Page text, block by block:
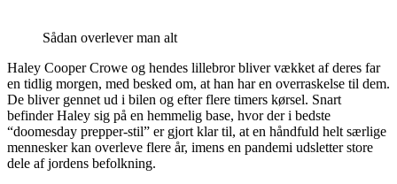
Sådan overlever man alt
Haley Cooper Crowe og hendes lillebror bliver vækket af deres far
en tidlig morgen, med besked om, at han har en overraskelse til dem.
De bliver gennet ud i bilen og efter flere timers kørsel. Snart
befinder Haley sig på en hemmelig base, hvor der i bedste
“doomesday prepper-stil” er gjort klar til, at en håndfuld helt særlige
mennesker kan overleve flere år, imens en pandemi udsletter store
dele af jordens befolkning.